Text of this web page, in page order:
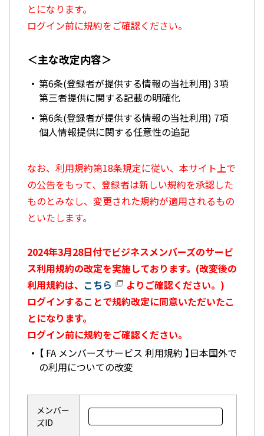
とになります。
ログイン前に規約をご確認ください。
＜主な改定内容＞
第6条(登録者が提供する情報の当社利用) 3項
第三者提供に関する記載の明確化
第6条(登録者が提供する情報の当社利用) 7項
個人情報提供に関する任意性の追記
なお、利用規約第18条規定に従い、本サイト上で
の公告をもって、登録者は新しい規約を承認した
ものとみなし、変更された規約が適用されるもの
といたします。
2024年3月28日付でビジネスメンバーズのサービ
ス利用規約の改定を実施しております。(改変後の
利用規約は、 こちら
よりご確認ください。)
ログインすることで規約改定に同意いただいたこ
とになります。
ログイン前に規約をご確認ください。
【 FA メンバーズサービス 利用規約 】日本国外で
の利用についての改変
メンバー
ズID